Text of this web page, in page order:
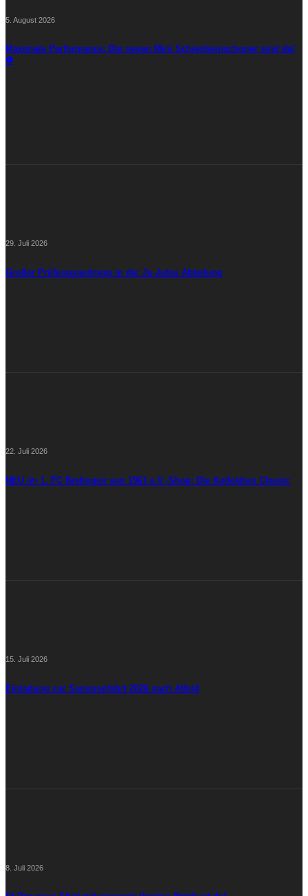
5. August 2026
Maximale Performance: Die neuen Mini Schienbeinschoner sind da!
⚽
29. Juli 2026
Großer Prüfungsandrang in der Ju-Jutsu Abteilung
22. Juli 2026
NEU im 1. FC Brelingen von 1961 e.V.-Shop: Die Kollektion Classic
15. Juli 2026
Einladung zur Seniorenfahrt 2026 nach Alfeld
8. Juli 2026